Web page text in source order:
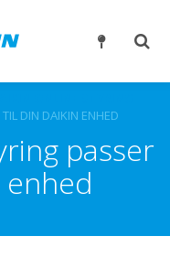
Slå
til/
DIN DAIKIN ENHED
passer